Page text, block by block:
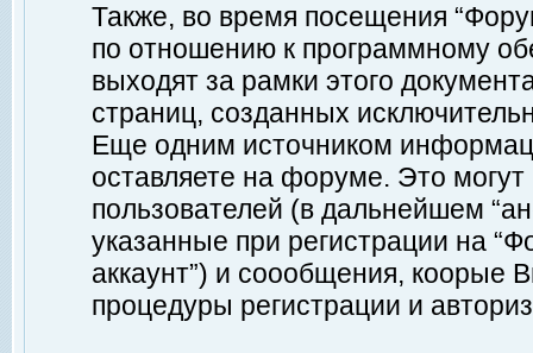
Также, во время посещения
по отношению к программному
выходят за рамки этого
страниц, созданных
Еще одним источником
оставляете на форуме. Это
пользователей (в дальнейшем
указанные при регистрации на
аккаунт”) и соообщения, коорые
процедуры регистрации и